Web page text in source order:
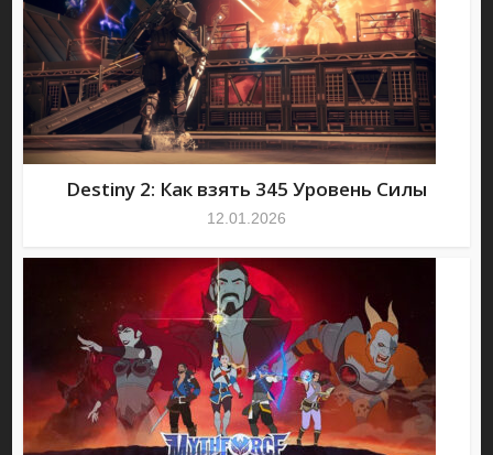
Destiny 2: Как взять 345 Уровень Силы
12.01.2026